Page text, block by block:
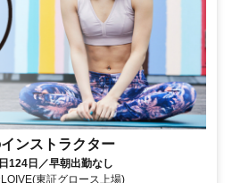
ンストラクター
124日／早朝出勤なし
東証グロース上場)